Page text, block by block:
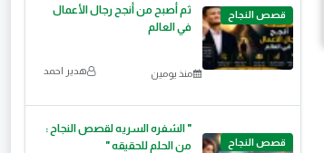
قصص النجاح
ثم أصبح من أنجح رجال الأعمال
في العالم
منذ يومين هدير احمد
قصص النجاح
​" الشفره السريه لقصص النجاح :
من الحلم للحقيقه "